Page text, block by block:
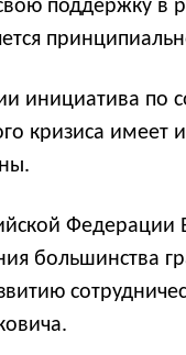
поддержку в
инициатива по
кризиса